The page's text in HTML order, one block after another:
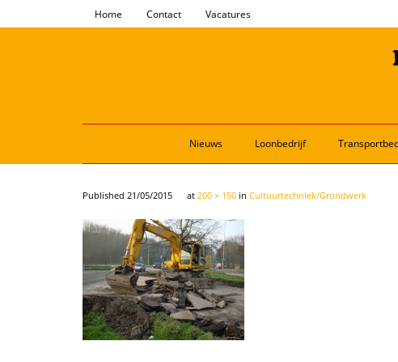
Home Contact Vacatures
Nieuws Loonbedrijf
Published 21/05/2015 at 200 × 150 in Cultuurtechniek/Grondwerk